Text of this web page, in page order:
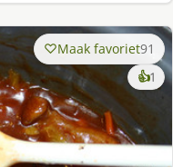
Maak favoriet91
👍1